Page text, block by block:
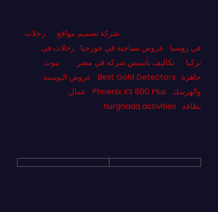
شركة تصميم مواقع
رحلات
في روسيا
عروض سياحية في جورجيا
رحلات في
تركيا
تكاليف تأسيس شركة في مصر
بيوت
جاهزة
Best Gold Detectors
عروض البوسنة
والهرسك
Phoenix KS 800 Plus
عمال
نظافة
hurghada activities